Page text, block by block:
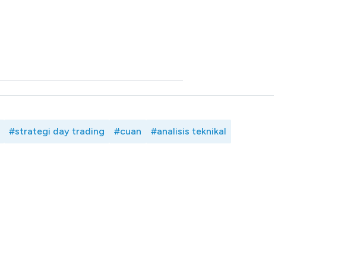
#strategi day trading #cuan #analisis teknikal